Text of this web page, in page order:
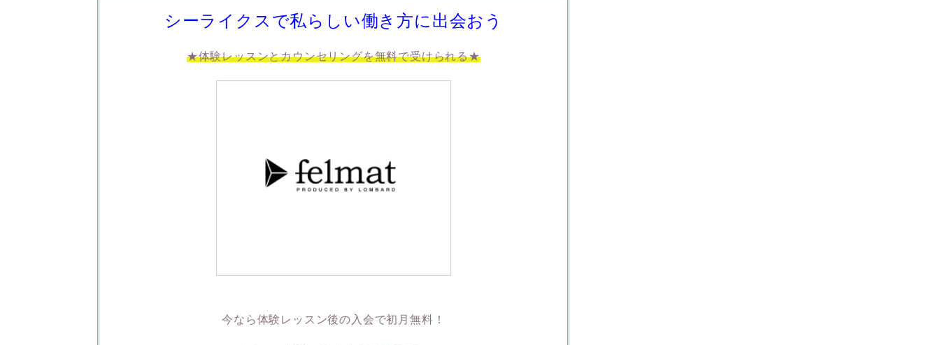
シーライクスで私らしい働き方に出会おう
★体験レッスンとカウンセリングを無料で受けられる★
今なら体験レッスン後の入会で初月無料！